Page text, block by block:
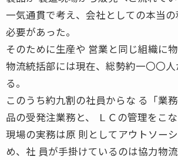
一気通貫で考え、会社としての本当の
必要があった。
そのために生産や 営業と同じ組織に
物流統括部には現在、総勢約一〇〇
る。
このうち約九割の社員からな る「業
品の受発注業務と、 ＬＣの管理をこな
現場の実務は原 則としてアウトソー
め、社 員が手掛けているのは協力物流